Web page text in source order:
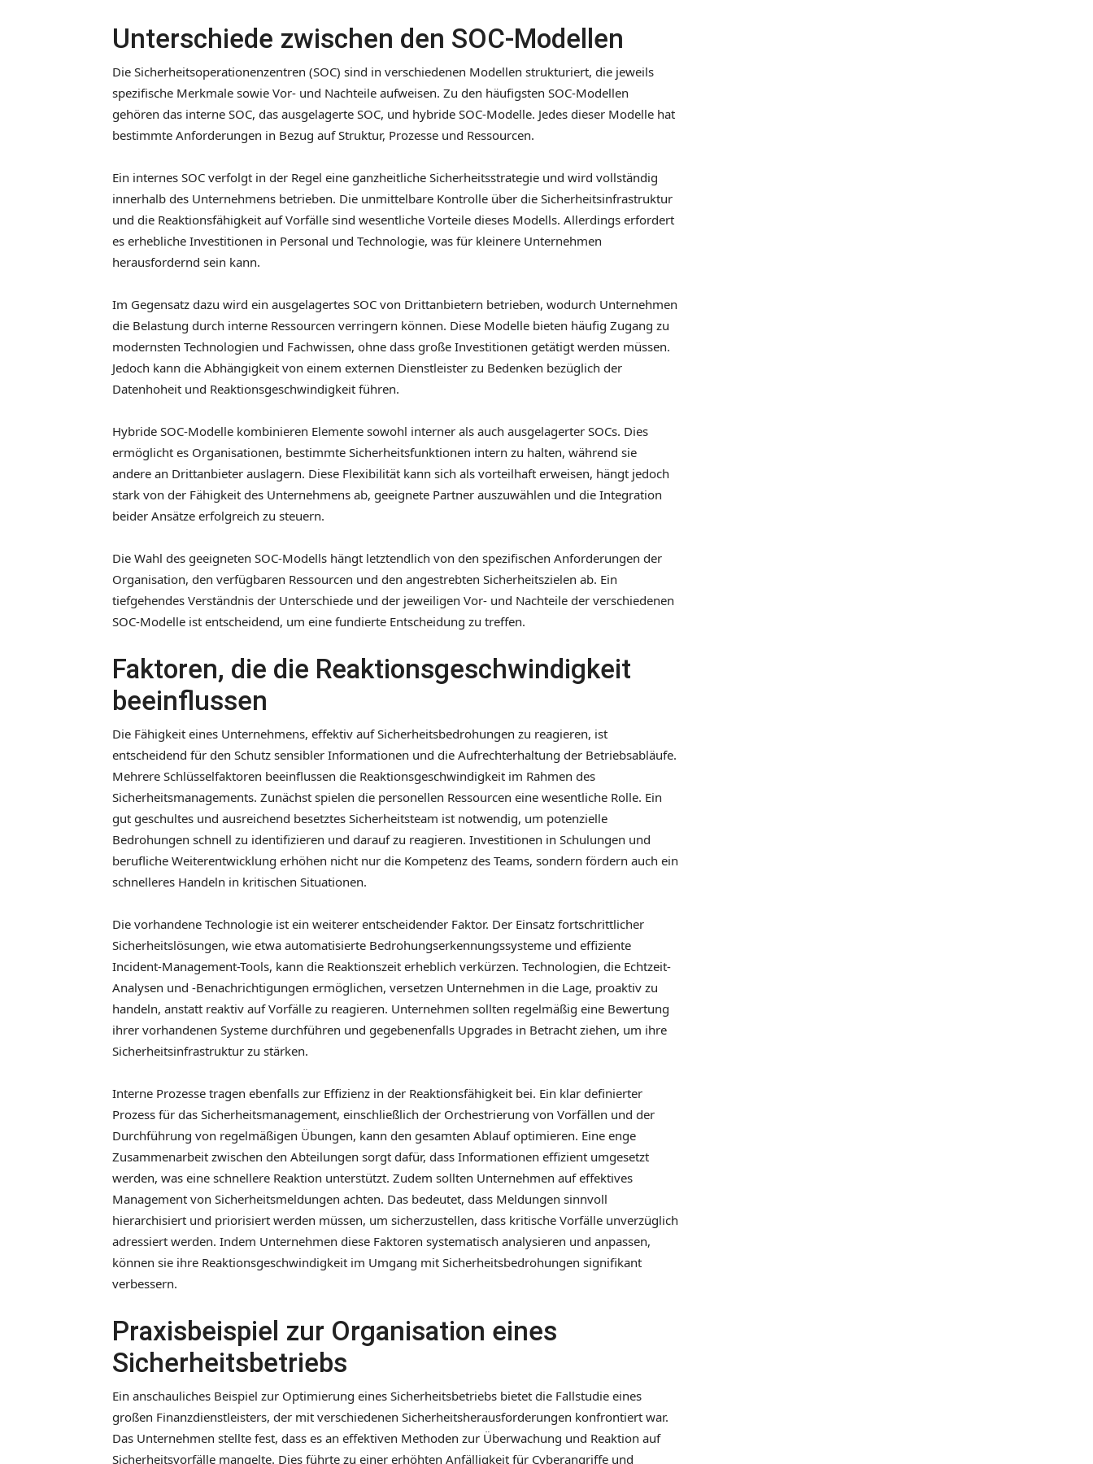
Unterschiede zwischen den SOC-Modellen
Die Sicherheitsoperationenzentren (SOC) sind in verschiedenen Modellen strukturiert, die jeweils
spezifische Merkmale sowie Vor- und Nachteile aufweisen. Zu den häufigsten SOC-Modellen
gehören das interne SOC, das ausgelagerte SOC, und hybride SOC-Modelle. Jedes dieser Modelle hat
bestimmte Anforderungen in Bezug auf Struktur, Prozesse und Ressourcen.
Ein internes SOC verfolgt in der Regel eine ganzheitliche Sicherheitsstrategie und wird vollständig
innerhalb des Unternehmens betrieben. Die unmittelbare Kontrolle über die Sicherheitsinfrastruktur
und die Reaktionsfähigkeit auf Vorfälle sind wesentliche Vorteile dieses Modells. Allerdings erfordert
es erhebliche Investitionen in Personal und Technologie, was für kleinere Unternehmen
herausfordernd sein kann.
Im Gegensatz dazu wird ein ausgelagertes SOC von Drittanbietern betrieben, wodurch Unternehmen
die Belastung durch interne Ressourcen verringern können. Diese Modelle bieten häufig Zugang zu
modernsten Technologien und Fachwissen, ohne dass große Investitionen getätigt werden müssen.
Jedoch kann die Abhängigkeit von einem externen Dienstleister zu Bedenken bezüglich der
Datenhoheit und Reaktionsgeschwindigkeit führen.
Hybride SOC-Modelle kombinieren Elemente sowohl interner als auch ausgelagerter SOCs. Dies
ermöglicht es Organisationen, bestimmte Sicherheitsfunktionen intern zu halten, während sie
andere an Drittanbieter auslagern. Diese Flexibilität kann sich als vorteilhaft erweisen, hängt jedoch
stark von der Fähigkeit des Unternehmens ab, geeignete Partner auszuwählen und die Integration
beider Ansätze erfolgreich zu steuern.
Die Wahl des geeigneten SOC-Modells hängt letztendlich von den spezifischen Anforderungen der
Organisation, den verfügbaren Ressourcen und den angestrebten Sicherheitszielen ab. Ein
tiefgehendes Verständnis der Unterschiede und der jeweiligen Vor- und Nachteile der verschiedenen
SOC-Modelle ist entscheidend, um eine fundierte Entscheidung zu treffen.
Faktoren, die die Reaktionsgeschwindigkeit
beeinflussen
Die Fähigkeit eines Unternehmens, effektiv auf Sicherheitsbedrohungen zu reagieren, ist
entscheidend für den Schutz sensibler Informationen und die Aufrechterhaltung der Betriebsabläufe.
Mehrere Schlüsselfaktoren beeinflussen die Reaktionsgeschwindigkeit im Rahmen des
Sicherheitsmanagements. Zunächst spielen die personellen Ressourcen eine wesentliche Rolle. Ein
gut geschultes und ausreichend besetztes Sicherheitsteam ist notwendig, um potenzielle
Bedrohungen schnell zu identifizieren und darauf zu reagieren. Investitionen in Schulungen und
berufliche Weiterentwicklung erhöhen nicht nur die Kompetenz des Teams, sondern fördern auch ein
schnelleres Handeln in kritischen Situationen.
Die vorhandene Technologie ist ein weiterer entscheidender Faktor. Der Einsatz fortschrittlicher
Sicherheitslösungen, wie etwa automatisierte Bedrohungserkennungssysteme und effiziente
Incident-Management-Tools, kann die Reaktionszeit erheblich verkürzen. Technologien, die Echtzeit-
Analysen und -Benachrichtigungen ermöglichen, versetzen Unternehmen in die Lage, proaktiv zu
handeln, anstatt reaktiv auf Vorfälle zu reagieren. Unternehmen sollten regelmäßig eine Bewertung
ihrer vorhandenen Systeme durchführen und gegebenenfalls Upgrades in Betracht ziehen, um ihre
Sicherheitsinfrastruktur zu stärken.
Interne Prozesse tragen ebenfalls zur Effizienz in der Reaktionsfähigkeit bei. Ein klar definierter
Prozess für das Sicherheitsmanagement, einschließlich der Orchestrierung von Vorfällen und der
Durchführung von regelmäßigen Übungen, kann den gesamten Ablauf optimieren. Eine enge
Zusammenarbeit zwischen den Abteilungen sorgt dafür, dass Informationen effizient umgesetzt
werden, was eine schnellere Reaktion unterstützt. Zudem sollten Unternehmen auf effektives
Management von Sicherheitsmeldungen achten. Das bedeutet, dass Meldungen sinnvoll
hierarchisiert und priorisiert werden müssen, um sicherzustellen, dass kritische Vorfälle unverzüglich
adressiert werden. Indem Unternehmen diese Faktoren systematisch analysieren und anpassen,
können sie ihre Reaktionsgeschwindigkeit im Umgang mit Sicherheitsbedrohungen signifikant
verbessern.
Praxisbeispiel zur Organisation eines
Sicherheitsbetriebs
Ein anschauliches Beispiel zur Optimierung eines Sicherheitsbetriebs bietet die Fallstudie eines
großen Finanzdienstleisters, der mit verschiedenen Sicherheitsherausforderungen konfrontiert war.
Das Unternehmen stellte fest, dass es an effektiven Methoden zur Überwachung und Reaktion auf
Sicherheitsvorfälle mangelte. Dies führte zu einer erhöhten Anfälligkeit für Cyberangriffe und